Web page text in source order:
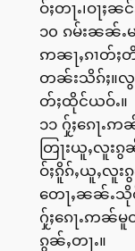
ဝ်ႈတႃႉ၊ဝႃႈၼ
၁၀ ၵမ်းၼၼ်ႉ
ဢၼႃႇၵၢတ်ႈ
တၼ်းသိၵ်ႈ။လွ
တ်ႈထိုင်ယဝ်ႉ။
၁၁ ႁႂ်ႈၵေႃႉ
တြႃးယူႇလူးၵွ
ဝ်ႈၵိူၵ်ႇယူႇလူး
တေႃႇၼၼ်ႉသို
ႁႂ်ႈၵေႃႉဢၼ်
ၵွၼ်ႇတႃႉ။